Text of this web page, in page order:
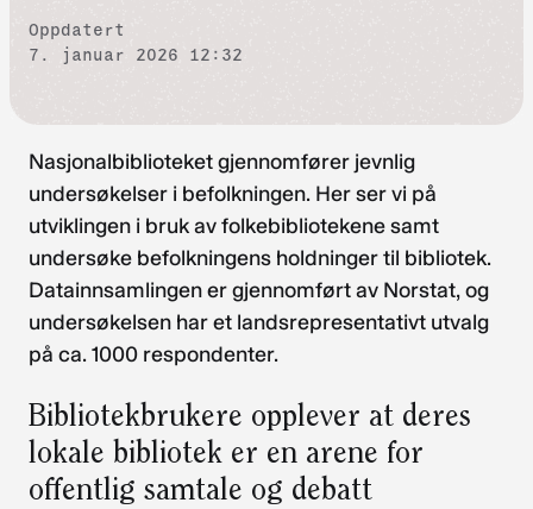
Oppdatert
7. januar 2026 12:32
Nasjonalbiblioteket gjennomfører jevnlig
undersøkelser i befolkningen. Her ser vi på
utviklingen i bruk av folkebibliotekene samt
undersøke befolkningens holdninger til bibliotek.
Datainnsamlingen er gjennomført av Norstat, og
undersøkelsen har et landsrepresentativt utvalg
på ca. 1000 respondenter.
Bibliotekbrukere opplever at deres
lokale bibliotek er en arene for
offentlig samtale og debatt